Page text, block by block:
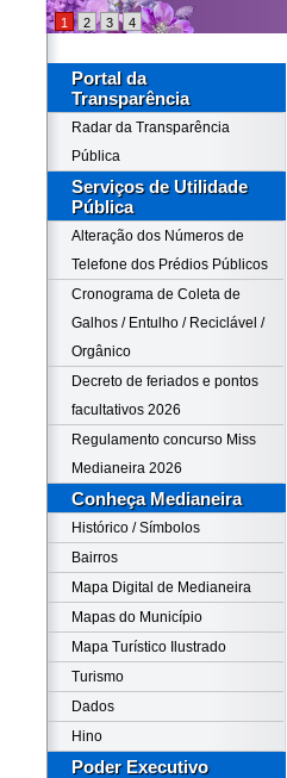
1 2 3 4
Portal da
Transparência
Radar da Transparência
Pública
Serviços de Utilidade
Pública
Alteração dos Números de
Telefone dos Prédios Públicos
Cronograma de Coleta de
Galhos / Entulho / Reciclável /
Orgânico
Decreto de feriados e pontos
facultativos 2026
Regulamento concurso Miss
Medianeira 2026
Conheça Medianeira
Histórico / Símbolos
Bairros
Mapa Digital de Medianeira
Mapas do Município
Mapa Turístico Ilustrado
Turismo
Dados
Hino
Poder Executivo